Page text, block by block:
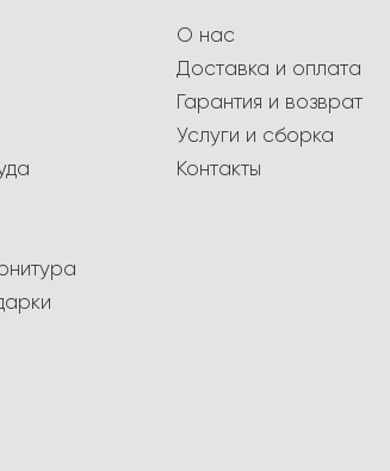
О нас
Доставка и оплата
Гарантия и возврат
Услуги и сборка
Контакты